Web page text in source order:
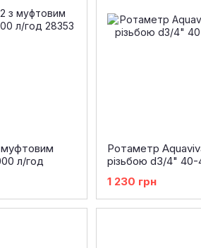
муфтовим
л/год
Ротаметр
різьбою d3/4" 40-
1 230 грн